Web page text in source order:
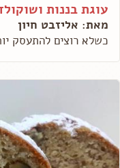
עוגת בננות
מאת: אליזבט חיון
כשלא רוצים להתעסק